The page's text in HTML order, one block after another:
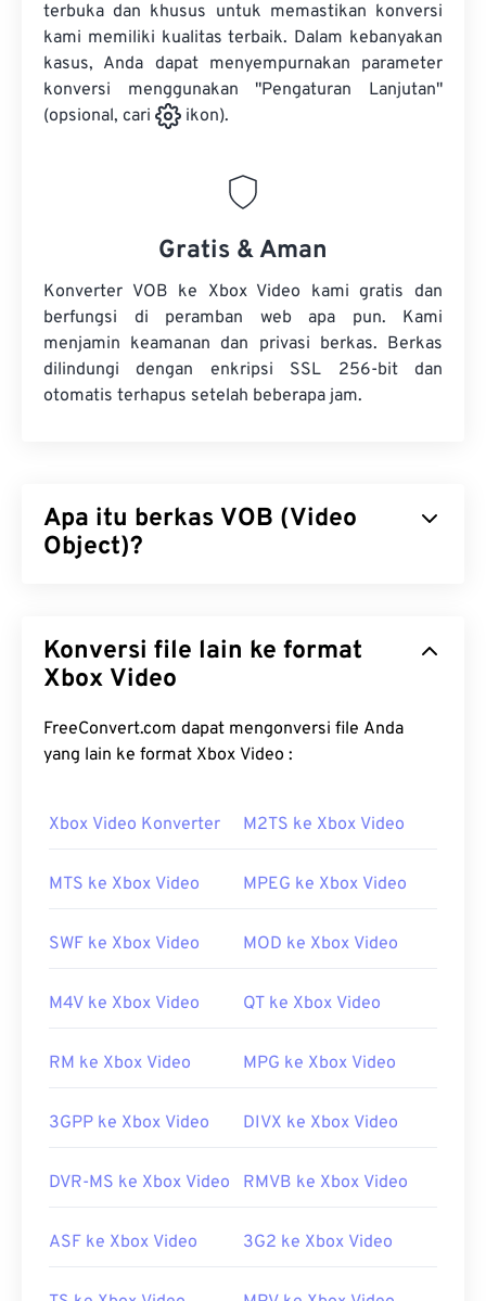
terbuka dan khusus untuk memastikan konversi
kami memiliki kualitas terbaik. Dalam kebanyakan
kasus, Anda dapat menyempurnakan parameter
konversi menggunakan "Pengaturan Lanjutan"
(opsional, cari
ikon).
Gratis & Aman
Konverter VOB ke Xbox Video kami gratis dan
berfungsi di peramban web apa pun. Kami
menjamin keamanan dan privasi berkas. Berkas
dilindungi dengan enkripsi SSL 256-bit dan
otomatis terhapus setelah beberapa jam.
Apa itu berkas VOB (Video
Object)?
yang berisi konten berhak cipta hampir selalu
memiliki perlindungan hak cipta, seperti enkripsi
dan dikelola oleh DVD Copy Control Association
(DVD CCA).
VOB?
Secara default, berkas VOB dapat dibuka di
dipasang di perangkat elektronik konsumen,
harus memiliki perangkat lunak dekripsi CSS agar
Berkas VOB yang tidak terenkripsi biasanya dapat
pemutaran berkasMPEG-2generik.Pemutar
tidak terenkripsi, dan berfungsi di berbagai
Dikembangkan oleh:
DVD Forum
Konversi file lain ke format
Xbox Video
FreeConvert.com dapat mengonversi file Anda
yang lain ke format Xbox Video :
Xbox Video Konverter M2TS ke Xbox Video
MTS ke Xbox Video MPEG ke Xbox Video
SWF ke Xbox Video MOD ke Xbox Video
M4V ke Xbox Video QT ke Xbox Video
RM ke Xbox Video MPG ke Xbox Video
3GPP ke Xbox Video DIVX ke Xbox Video
DVR-MS ke Xbox Video RMVB ke Xbox Video
ASF ke Xbox Video 3G2 ke Xbox Video